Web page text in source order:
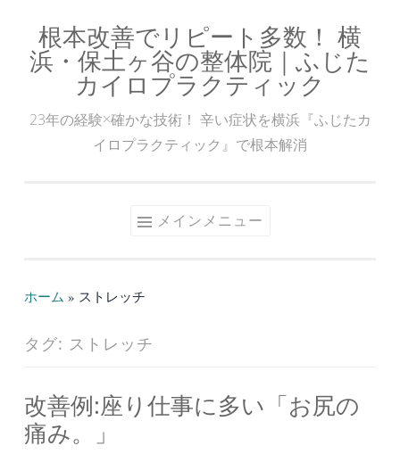
ン
根本改善でリピート多数！ 横
浜・保土ヶ谷の整体院｜ふじた
カイロプラクティック
23年の経験×確かな技術！ 辛い症状を横浜『ふじたカ
イロプラクティック』で根本解消
メインメニュー
ホーム » ストレッチ
タグ: ストレッチ
改善例:座り仕事に多い「お尻の
痛み。」